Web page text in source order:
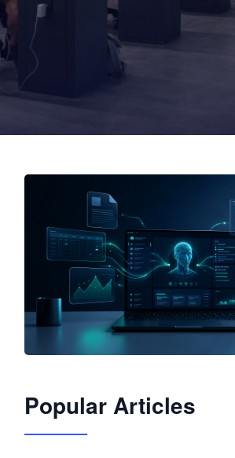
JimoClaw 桌面 AI Agent 工作台
Popular Articles